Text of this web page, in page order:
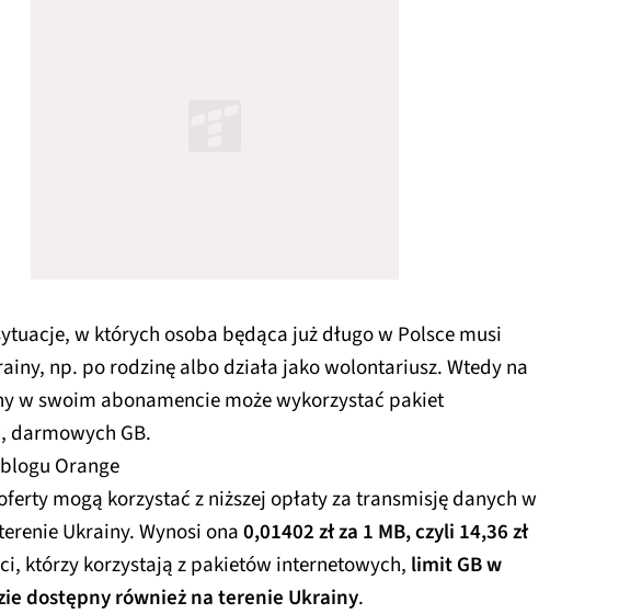
w których osoba będąca już długo w Polsce musi
np. po rodzinę albo działa jako wolontariusz. Wtedy na
w swoim abonamencie może wykorzystać pakiet
darmowych GB.
Orange
mogą korzystać z niższej opłaty za transmisję danych w
Ukrainy. Wynosi ona0,01402 zł za 1 MB, czyli 14,36 zł
którzy korzystają z pakietów internetowych, limit GB w
dostępny również na terenie Ukrainy.